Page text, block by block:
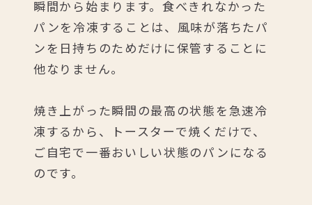
瞬間から始まります。 食べきれなかった
パンを冷凍することは、 風味が落ちたパ
ンを日持ちのためだけに保管することに
他なりません。
焼き上がった瞬間の最高の状態を急速冷
凍するから、
トースターで焼くだけで、
ご自宅で一番おいしい状態のパンになる
のです。